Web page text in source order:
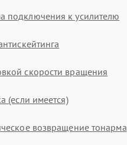
подключения к усилителю
скорости вращения
(если имеется)
возвращение тонарма